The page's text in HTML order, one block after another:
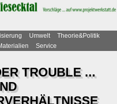
Umwelt
Theorie&Politik
Service
TROUBLE ...